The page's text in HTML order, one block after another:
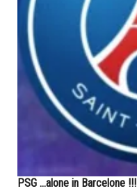
PSG ...alone in Barcelone !!!